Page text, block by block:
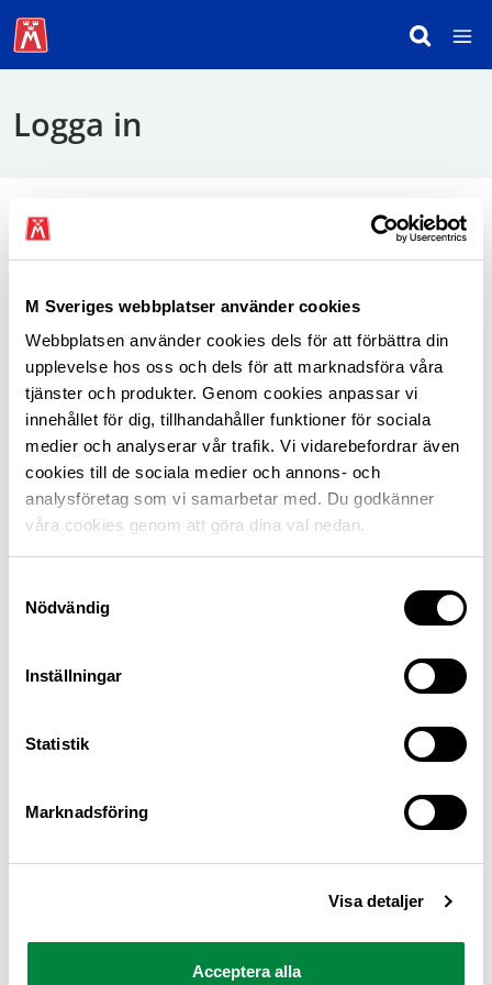
M Sveriges webbplatser använder cookies
Webbplatsen använder cookies dels för att förbättra din
upplevelse hos oss och dels för att marknadsföra våra
tjänster och produkter. Genom cookies anpassar vi
innehållet för dig, tillhandahåller funktioner för sociala
medier och analyserar vår trafik. Vi vidarebefordrar även
cookies till de sociala medier och annons- och
analysföretag som vi samarbetar med. Du godkänner
våra cookies genom att göra dina val nedan.
Nödvändig
Inställningar
Statistik
Marknadsföring
Visa detaljer
Acceptera alla
Logga in
För att logga in behöver du använda mobilt
BankID.
Logga in som medlem
M Sverige är Sveriges största konsumentorganisation
för bilister och andra trafikanter
Ansvarig utgivare: Heléne Lilja
Pressrum
Om oss